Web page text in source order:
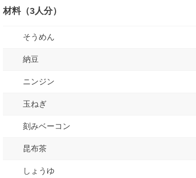
材料（3人分）
そうめん
納豆
ニンジン
玉ねぎ
刻みベーコン
昆布茶
しょうゆ